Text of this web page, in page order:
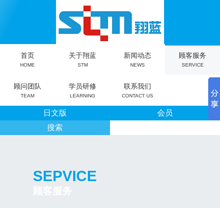
首页
HOME
关于翔蓝
STM
新闻动态
NEWS
顾客服务
SERVICE
顾问团队
TEAM
学员研修
LEARNING
联系我们
CONTACT US
日文版
会员
搜索
SEPVICE